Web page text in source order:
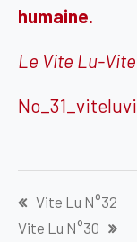
humaine.
Le Vite Lu-Vite
Vite Lu N°32
Vite Lu N°30